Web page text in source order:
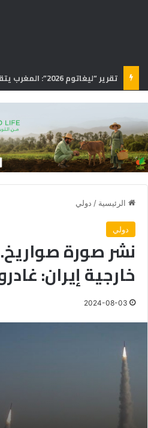
الرئيسية / دولي
دولي
نشر صورة
خارجية إيران:
2024-08-03